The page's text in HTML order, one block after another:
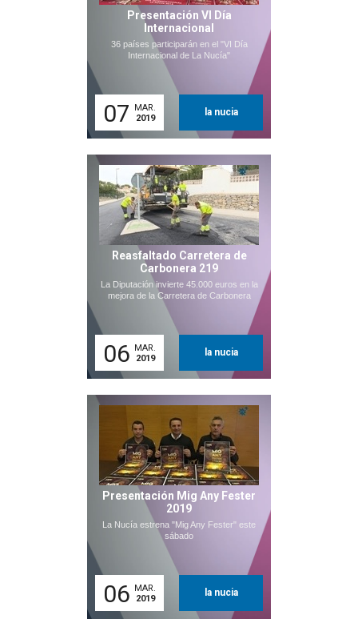
Presentación VI Día
Internacional
36 países participarán en el "VI Día
Internacional de La Nucía"
07
MAR.
2019
la nucia
Reasfaltado Carretera de
Carbonera 219
La Diputación invierte 45.000 euros en la
mejora de la Carretera de Carbonera
06 MAR.
2019
la nucia
Presentación Mig Any Fester
2019
La Nucía estrena "Mig Any Fester" este
sábado
06 MAR.
2019
la nucia